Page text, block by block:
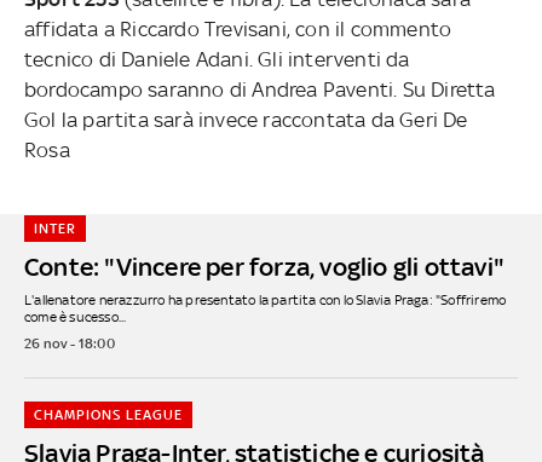
affidata a Riccardo Trevisani, con il commento
tecnico di Daniele Adani. Gli interventi da
bordocampo saranno di Andrea Paventi. Su Diretta
Gol la partita sarà invece raccontata da Geri De
Rosa
Conte: "Vincere per forza, voglio gli ottavi"
INTER
L'allenatore nerazzurro ha presentato la partita con lo Slavia Praga: "Soffriremo
come è sucesso...
26 nov - 18:00
Slavia Praga-Inter, statistiche e curiosità
CHAMPIONS LEAGUE